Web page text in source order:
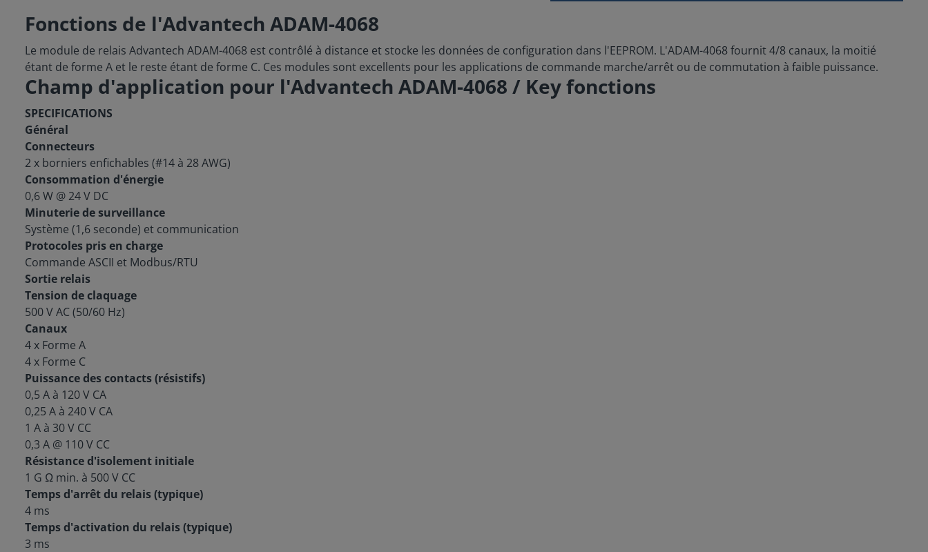
Fonctions de l'Advantech ADAM-4068
Le module de relais Advantech ADAM-4068 est contrôlé à distance et stocke les données de configuration dans l'EEPROM. L'ADAM-4068 fournit 4/8 canaux, la moitié
étant de forme A et le reste étant de forme C. Ces modules sont excellents pour les applications de commande marche/arrêt ou de commutation à faible puissance.
Champ d'application pour l'Advantech ADAM-4068 / Key fonctions
SPECIFICATIONS
Général
Connecteurs
2 x borniers enfichables (#14 à 28 AWG)
Consommation d'énergie
0,6 W @ 24 V DC
Minuterie de surveillance
Système (1,6 seconde) et communication
Protocoles pris en charge
Commande ASCII et Modbus/RTU
Sortie relais
Tension de claquage
500 V AC (50/60 Hz)
Canaux
4 x Forme A
4 x Forme C
Puissance des contacts (résistifs)
0,5 A à 120 V CA
0,25 A à 240 V CA
1 A à 30 V CC
0,3 A @ 110 V CC
Résistance d'isolement initiale
1 G Ω min. à 500 V CC
Temps d'arrêt du relais (typique)
4 ms
Temps d'activation du relais (typique)
3 ms